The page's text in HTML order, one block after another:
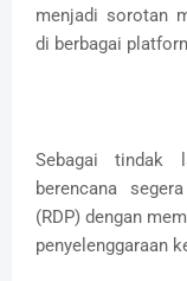
menjadi sorotan
di berbagai
Sebagai tindak
berencana
(RDP) dengan
penyelenggaraan